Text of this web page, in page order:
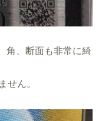
角、断面も非常に綺
せん。